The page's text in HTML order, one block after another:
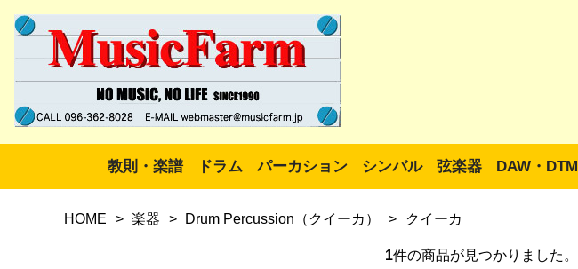
教則・楽譜 ドラム パーカション シンバル 弦楽器 DAW・DTM
HOME > 楽器 > Drum Percussion（クイーカ） > クイーカ
1件の商品が見つかりました。